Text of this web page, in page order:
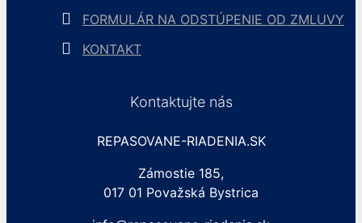
FORMULÁR NA ODSTÚPENIE OD ZMLUVY
KONTAKT
Kontaktujte nás
REPASOVANE-RIADENIA.SK
Zámostie 185,
017 01 Považská Bystrica